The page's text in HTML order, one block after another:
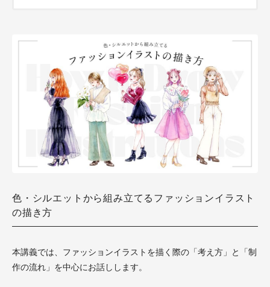
色・シルエットから組み立てるファッションイラスト
の描き方
本講義では、ファッションイラストを描く際の「考え方」と「制
作の流れ」を中心にお話しします。